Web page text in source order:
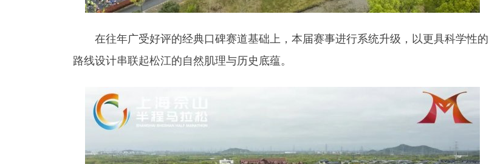
在往年广受好评的经典口碑赛道基础上，本届赛事进行系统升级，以更具科学性的
路线设计串联起松江的自然肌理与历史底蕴。